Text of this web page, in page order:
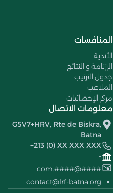
المنافسات
الأندية
الرزنامة و النتائج
جدول الترتيب
الملاعب
مركز الإحصائيات
معلومات الاتصال
G5V7+HRV, Rte de Biskra,
Batna
+213 (0) XX XXX XXX
-
####@####.com
contact@lrf-batna.org